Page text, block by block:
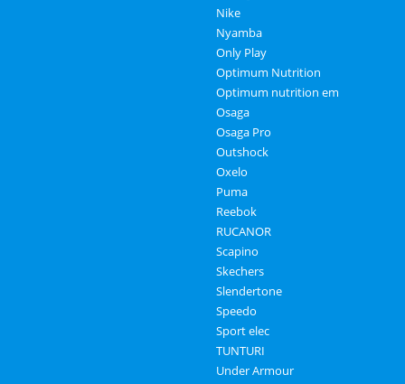
Nike
Nyamba
Only Play
Optimum Nutrition
Optimum nutrition em
Osaga
Osaga Pro
Outshock
Oxelo
Puma
Reebok
RUCANOR
Scapino
Skechers
Slendertone
Speedo
Sport elec
TUNTURI
Under Armour